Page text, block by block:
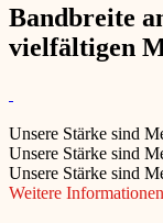
Bandbreite
vielfältigen
Unsere Stärke sind
Unsere Stärke sind
Unsere Stärke sind
Weitere Informationen